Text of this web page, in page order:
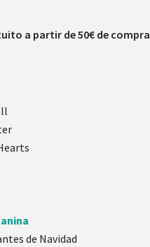
a partir de 50€ de compra
de Navidad